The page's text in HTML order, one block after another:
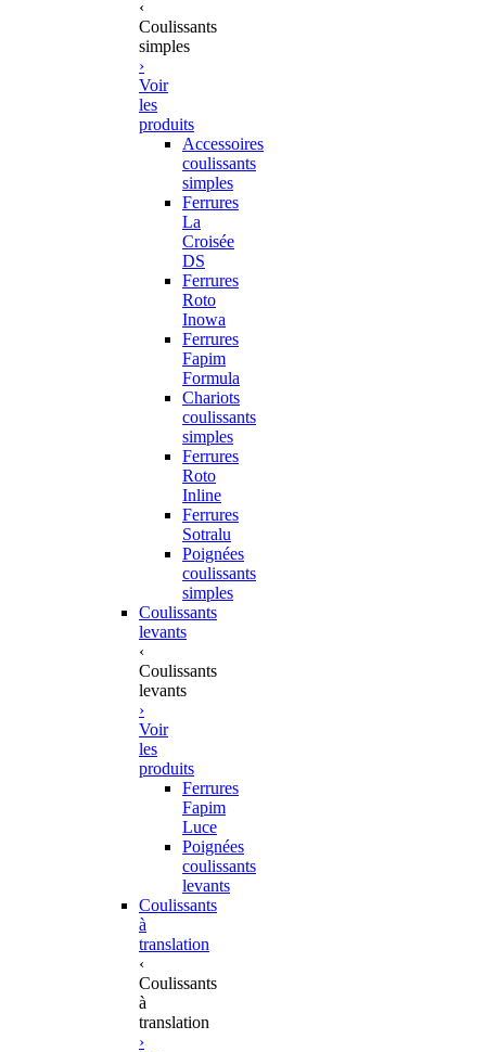
‹
Coulissants
simples
›
Voir
les
produits
Accessoires
coulissants
simples
Ferrures
La
Croisée
DS
Ferrures
Roto
Inowa
Ferrures
Fapim
Formula
Chariots
coulissants
simples
Ferrures
Roto
Inline
Ferrures
Sotralu
Poignées
coulissants
simples
Coulissants
levants
‹
Coulissants
levants
›
Voir
les
produits
Ferrures
Fapim
Luce
Poignées
coulissants
levants
Coulissants
à
translation
‹
Coulissants
à
translation
›